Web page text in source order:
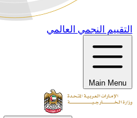
التقييم النجمي العالمي
Main Menu